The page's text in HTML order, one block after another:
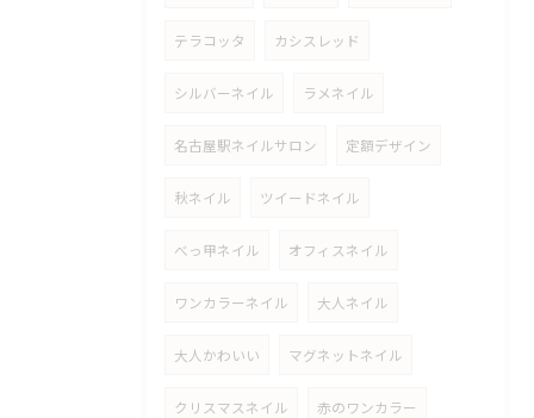
テラコッタ カシスレッド
シルバーネイル ラメネイル
名古屋駅ネイルサロン 定額デザイン
秋ネイル ツイードネイル
べっ甲ネイル オフィスネイル
ワンカラーネイル 大人ネイル
大人かわいい マグネットネイル
クリスマスネイル 赤のワンカラー